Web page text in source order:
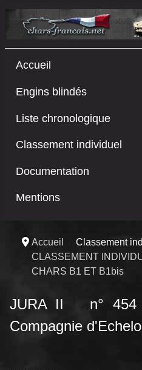
Accueil
Engins blindés
Liste chronologique
Classement individuel
Documentation
Mentions
Accueil Classement
CLASSEMENT
CHARS B1 ET B1bis
JURA II n°
Compagnie